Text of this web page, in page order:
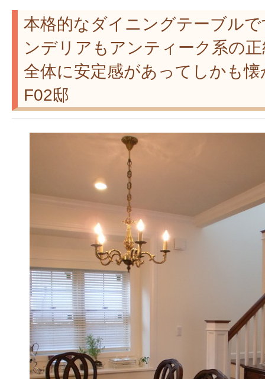
本格的なダイニングテーブル
ンデリアもアンティーク系の
全体に安定感があってしか
F02邸